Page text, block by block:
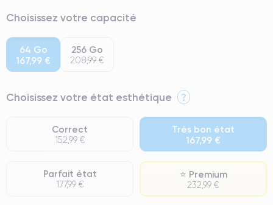
Choisissez votre capacité
64 Go
167,99 €
256 Go
208,99 €
Choisissez votre état esthétique ?
Correct
152,99 €
Très bon état
167,99 €
Parfait état
177,99 €
⭐ Premium
232,99 €